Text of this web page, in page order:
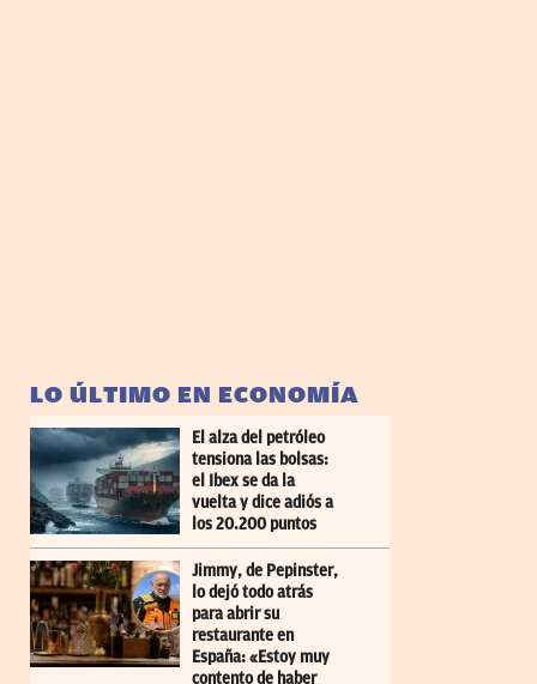
LO ÚLTIMO EN ECONOMÍA
El alza del petróleo
tensiona las bolsas:
el Ibex se da la
vuelta y dice adiós a
los 20.200 puntos
Jimmy, de Pepinster,
lo dejó todo atrás
para abrir su
restaurante en
España: «Estoy muy
contento de haber